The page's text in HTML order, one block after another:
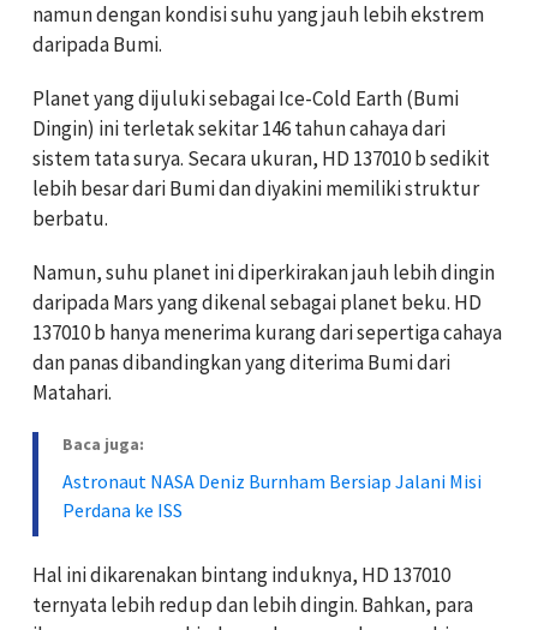
namun dengan kondisi suhu yang jauh lebih ekstrem
daripada Bumi.
Planet yang dijuluki sebagai Ice-Cold Earth (Bumi
Dingin) ini terletak sekitar 146 tahun cahaya dari
sistem tata surya. Secara ukuran, HD 137010 b sedikit
lebih besar dari Bumi dan diyakini memiliki struktur
berbatu.
Namun, suhu planet ini diperkirakan jauh lebih dingin
daripada Mars yang dikenal sebagai planet beku. HD
137010 b hanya menerima kurang dari sepertiga cahaya
dan panas dibandingkan yang diterima Bumi dari
Matahari.
Baca juga:
Astronaut NASA Deniz Burnham Bersiap Jalani Misi
Perdana ke ISS
Hal ini dikarenakan bintang induknya, HD 137010
ternyata lebih redup dan lebih dingin. Bahkan, para